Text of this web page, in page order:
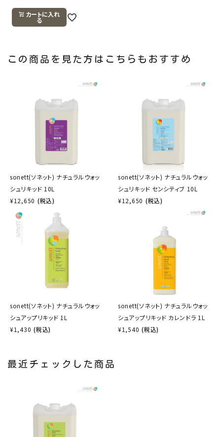
カートに入れ
る
この商品を見た方はこちらもおすすめ
sonett(ソネット) ナチュラルウォッ
シュリキッド 10L
¥12,650 (税込)
sonett(ソネット) ナチュラルウォッ
シュリキッド センシティブ 10L
¥12,650 (税込)
sonett(ソネット) ナチュラルウォッ
シュアップリキッド 1L
¥1,430 (税込)
sonett(ソネット) ナチュラルウォッ
シュアップリキッド カレンドラ 1L
¥1,540 (税込)
最近チェックした商品